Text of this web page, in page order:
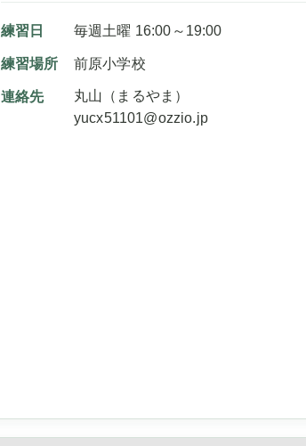
練習日 毎週土曜 16:00～19:00
練習場所 前原小学校
連絡先
丸山（まるやま）
yucx51101@ozzio.jp